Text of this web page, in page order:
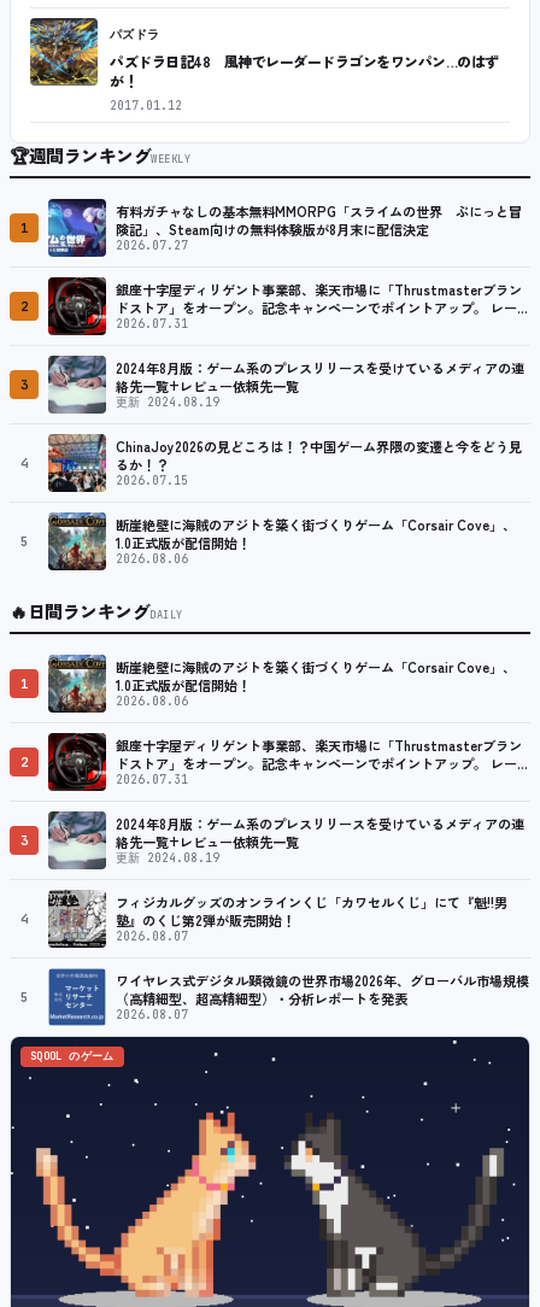
パズドラ
パズドラ日記48 風神でレーダードラゴンをワンパン…のはず
が！
2017.01.12
🏆週間ランキングWEEKLY
1
有料ガチャなしの基本無料MMORPG「スライムの世界 ぷにっと冒
険記」、Steam向けの無料体験版が8月末に配信決定
2026.07.27
2
銀座十字屋ディリゲント事業部、楽天市場に「Thrustmasterブラン
ドストア」をオープン。記念キャンペーンでポイントアップ。 レーシ
ング／フライトシム向けコントローラーを中心に、幅広くラインナッ
2026.07.31
3
2024年8月版：ゲーム系のプレスリリースを受けているメディアの連
絡先一覧+レビュー依頼先一覧
更新 2024.08.19
4
ChinaJoy2026の見どころは！？中国ゲーム界隈の変遷と今をどう見
るか！？
2026.07.15
5
断崖絶壁に海賊のアジトを築く街づくりゲーム「Corsair Cove」、
1.0正式版が配信開始！
2026.08.06
🔥日間ランキングDAILY
1
断崖絶壁に海賊のアジトを築く街づくりゲーム「Corsair Cove」、
1.0正式版が配信開始！
2026.08.06
2
銀座十字屋ディリゲント事業部、楽天市場に「Thrustmasterブラン
ドストア」をオープン。記念キャンペーンでポイントアップ。 レーシ
ング／フライトシム向けコントローラーを中心に、幅広くラインナッ
2026.07.31
3
2024年8月版：ゲーム系のプレスリリースを受けているメディアの連
絡先一覧+レビュー依頼先一覧
更新 2024.08.19
4
フィジカルグッズのオンラインくじ「カワセルくじ」にて『魁!!男
塾』のくじ第2弾が販売開始！
2026.08.07
5
ワイヤレス式デジタル顕微鏡の世界市場2026年、グローバル市場規模
（高精細型、超高精細型）・分析レポートを発表
2026.08.07
SQOOL のゲーム